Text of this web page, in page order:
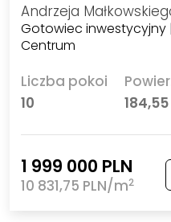
Andrzeja
Gotowiec inwestycyjny
Centrum
Liczba pokoi
10
184,55
1 999 000 PLN
10 831,75 PLN/m2